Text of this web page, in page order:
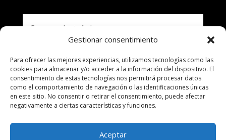
Gestionar consentimiento
Para ofrecer las mejores experiencias, utilizamos tecnologías como las
cookies para almacenar y/o acceder a la información del dispositivo. El
consentimiento de estas tecnologías nos permitirá procesar datos
como el comportamiento de navegación o las identificaciones únicas
en este sitio. No consentir o retirar el consentimiento, puede afectar
negativamente a ciertas características y funciones.
Aceptar
Suscribirse